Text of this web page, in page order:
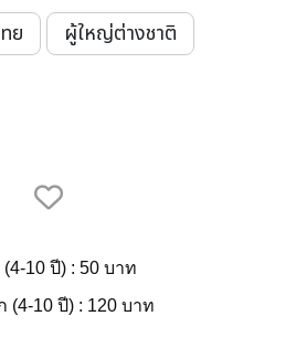
ย ผู้ใหญ่ต่างชาติ
10 ปี) : 50 บาท
(4-10 ปี) : 120 บาท